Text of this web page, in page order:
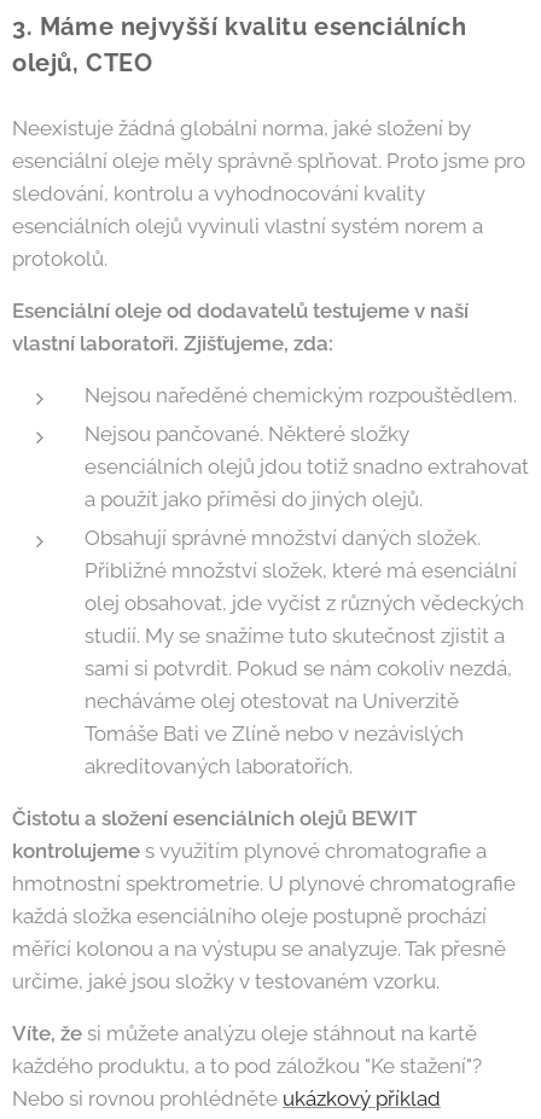
3. Máme nejvyšší kvalitu esenciálních
olejů, CTEO
Neexistuje žádná globální norma, jaké složení by
esenciální oleje měly správně splňovat. Proto jsme pro
sledování, kontrolu a vyhodnocování kvality
esenciálních olejů vyvinuli vlastní systém norem a
protokolů.
Esenciální oleje od dodavatelů testujeme v naší
vlastní laboratoři. Zjišťujeme, zda:
Nejsou naředěné chemickým rozpouštědlem.
Nejsou pančované. Některé složky
esenciálních olejů jdou totiž snadno extrahovat
a použít jako příměsi do jiných olejů.
Obsahují správné množství daných složek.
Přibližné množství složek, které má esenciální
olej obsahovat, jde vyčíst z různých vědeckých
studií. My se snažíme tuto skutečnost zjistit a
sami si potvrdit. Pokud se nám cokoliv nezdá,
necháváme olej otestovat na Univerzitě
Tomáše Bati ve Zlíně nebo v nezávislých
akreditovaných laboratořích.
Čistotu a složení esenciálních olejů BEWIT
kontrolujeme s využitím plynové chromatografie a
hmotnostní spektrometrie. U plynové chromatografie
každá složka esenciálního oleje postupně prochází
měřící kolonou a na výstupu se analyzuje. Tak přesně
určíme, jaké jsou složky v testovaném vzorku.
Víte, že si můžete analýzu oleje stáhnout na kartě
každého produktu, a to pod záložkou "Ke stažení"?
Nebo si rovnou prohlédněte ukázkový příklad